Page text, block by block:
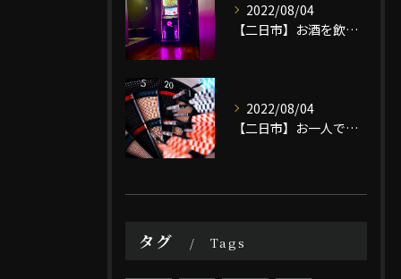
2022/08/04
【二日市】お酒を飲みながらダーツを楽しむなら/BAR SNAKEへ
2022/08/04
【二日市】お一人でも楽しめるバー｜BAR SNAKE
タグ Tags